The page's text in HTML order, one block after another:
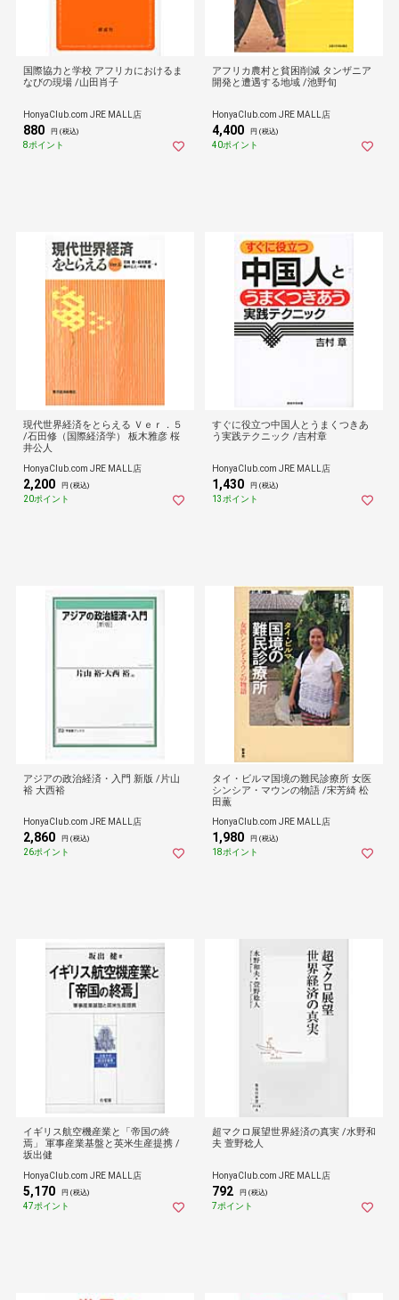
国際協力と学校 アフリカにおけるま
なびの現場 /山田肖子
HonyaClub.com JRE MALL店
880 円 (税込)
8ポイント
アフリカ農村と貧困削減 タンザニア
開発と遭遇する地域 /池野旬
HonyaClub.com JRE MALL店
4,400 円 (税込)
40ポイント
現代世界経済をとらえる Ｖｅｒ．５
/石田修（国際経済学） 板木雅彦 桜
井公人
HonyaClub.com JRE MALL店
2,200 円 (税込)
20ポイント
すぐに役立つ中国人とうまくつきあ
う実践テクニック /吉村章
HonyaClub.com JRE MALL店
1,430 円 (税込)
13ポイント
アジアの政治経済・入門 新版 /片山
裕 大西裕
HonyaClub.com JRE MALL店
2,860 円 (税込)
26ポイント
タイ・ビルマ国境の難民診療所 女医
シンシア・マウンの物語 /宋芳綺 松
田薫
HonyaClub.com JRE MALL店
1,980 円 (税込)
18ポイント
イギリス航空機産業と「帝国の終
焉」 軍事産業基盤と英米生産提携 /
坂出健
HonyaClub.com JRE MALL店
5,170 円 (税込)
47ポイント
超マクロ展望世界経済の真実 /水野和
夫 萱野稔人
HonyaClub.com JRE MALL店
792 円 (税込)
7ポイント